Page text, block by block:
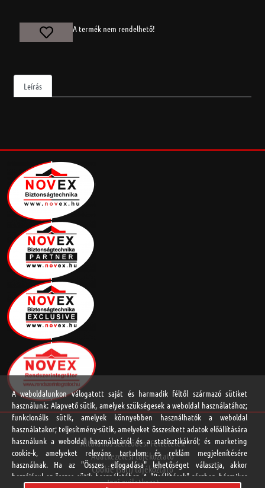
A termék nem rendelhető!
Leírás
Általános Szerződési Feltételek
Adatkezelési tájékoztató
Cookie (süti) tájékoztató
Jogi nyilatkozat
A weboldalunkon válogatott saját és harmadik féltől származó sütiket
használunk: Alapvető sütik, amelyek szükségesek a weboldal használatához;
funkcionális sütik, amelyek könnyebben használhatók a weboldal
használatakor; teljesítmény-sütik, amelyeket összesített adatok előállítására
használunk a weboldal használatáról és a statisztikákról; és marketing
cookie-k, amelyeket releváns tartalom és reklám megjelenítésére
használnak. Ha az "Összes elfogadása" lehetőséget választja, akkor
hozzájárul az összes sütik használatához. A "Beállítások" részben bármikor